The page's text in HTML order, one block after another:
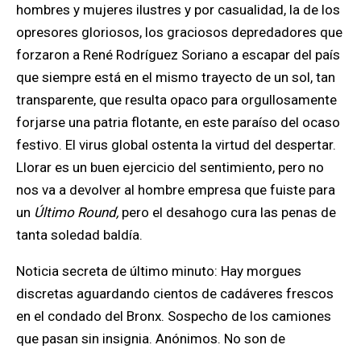
hombres y mujeres ilustres y por casualidad, la de los
opresores gloriosos, los graciosos depredadores que
forzaron a René Rodríguez Soriano a escapar del país
que siempre está en el mismo trayecto de un sol, tan
transparente, que resulta opaco para orgullosamente
forjarse una patria flotante, en este paraíso del ocaso
festivo. El virus global ostenta la virtud del despertar.
Llorar es un buen ejercicio del sentimiento, pero no
nos va a devolver al hombre empresa que fuiste para
un Último Round, pero el desahogo cura las penas de
tanta soledad baldía.
Noticia secreta de último minuto: Hay morgues
discretas aguardando cientos de cadáveres frescos
en el condado del Bronx. Sospecho de los camiones
que pasan sin insignia. Anónimos. No son de